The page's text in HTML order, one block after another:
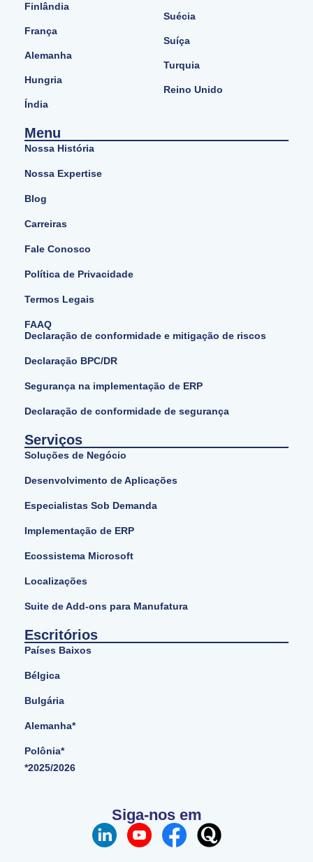
Finlândia
França
Alemanha
Hungria
Índia
Suécia
Suíça
Turquia
Reino Unido
Menu
Nossa História
Nossa Expertise
Blog
Carreiras
Fale Conosco
Política de Privacidade
Termos Legais
FAAQ
Declaração de conformidade e mitigação de riscos
Declaração BPC/DR
Segurança na implementação de ERP
Declaração de conformidade de segurança
Serviços
Soluções de Negócio
Desenvolvimento de Aplicações
Especialistas Sob Demanda
Implementação de ERP
Ecossistema Microsoft
Localizações
Suite de Add-ons para Manufatura
Escritórios
Países Baixos
Bélgica
Bulgária
Alemanha*
Polônia*
*2025/2026
Siga-nos em